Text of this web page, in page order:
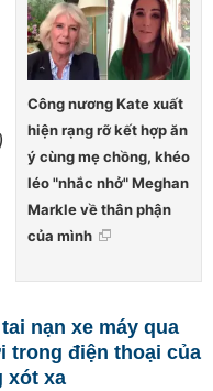
Công nương Kate xuất
hiện rạng rỡ kết hợp ăn
ý cùng mẹ chồng, khéo
léo "nhắc nhở" Meghan
Markle về thân phận
của mình
nạn xe máy qua
trong điện thoại của
xót xa